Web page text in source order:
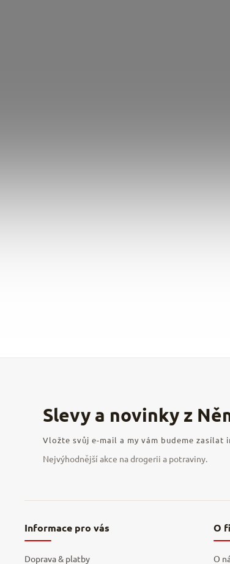
Informace pro vás
Doprava & platby
Vložte svůj e-mail a my vám budeme zasílat
O
O